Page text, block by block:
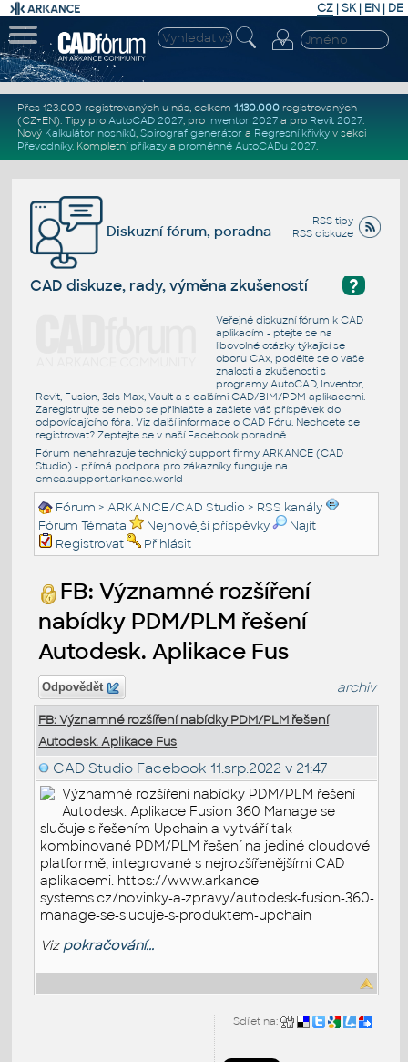
CZ | SK| EN | DE
Přes 123.000 registrovaných u nás, celkem 1.130.000registrovaných
(CZ+EN). Tipy pro AutoCAD 2027, pro Inventor 2027a pro Revit 2027.
Nový Kalkulátor nosníků, Spirograf generátor a Regresní křivkyv sekci
Převodníky. Kompletní příkazya proměnné AutoCADu 2027.
RSS tipy
RSS diskuze
Diskuzní fórum, poradna
?
CAD diskuze, rady, výměna zkušeností
Veřejné diskuzní fórum k CAD
aplikacím - ptejte se na
libovolné otázky týkající se
oboru CAx, podělte se o vaše
znalosti a zkušenosti s
programy AutoCAD, Inventor,
Revit, Fusion, 3ds Max, Vault a s dalšími CAD/BIM/PDM aplikacemi.
Zaregistrujte se nebo se přihlašte a zašlete váš příspěvek do
odpovídajícího fóra. Viz další informace o CAD Fóru. Nechcete se
registrovat? Zeptejte se v naší Facebook poradně.
Fórum nenahrazuje technický support firmy ARKANCE (CAD
Studio) - přímá podpora pro zákazníky funguje na
emea.support.arkance.world
Fórum >ARKANCE/CAD Studio > RSS kanály
Fórum Témata
Nejnovější příspěvky
Najít
Registrovat
Přihlásit
FB: Významné rozšíření
nabídky PDM/PLM řešení
Autodesk. Aplikace Fus
Odpovědět archiv
FB: Významné rozšíření nabídky PDM/PLM řešení
Autodesk. Aplikace Fus
CAD Studio Facebook 11.srp.2022 v 21:47
Významné rozšíření nabídky PDM/PLM řešení
Autodesk. Aplikace Fusion 360 Manage se
slučuje s řešením Upchain a vytváří tak
kombinované PDM/PLM řešení na jediné cloudové
platformě, integrované s nejrozšířenějšími CAD
aplikacemi. https://www.arkance-
systems.cz/novinky-a-zpravy/autodesk-fusion-360-
manage-se-slucuje-s-produktem-upchain
Viz pokračování...
Sdílet na: